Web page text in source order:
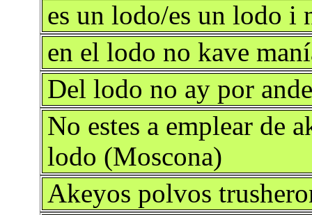
es un lodo/es un lodo i
en el lodo no kave
Del lodo no ay por
No estes a emplear de
lodo (Moscona)
Akeyos polvos